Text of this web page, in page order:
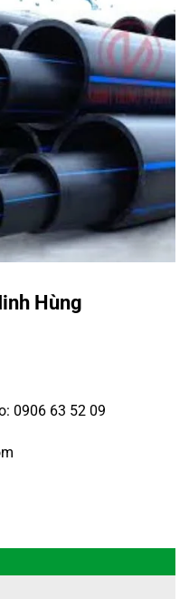
Hùng
0906 63 52 09